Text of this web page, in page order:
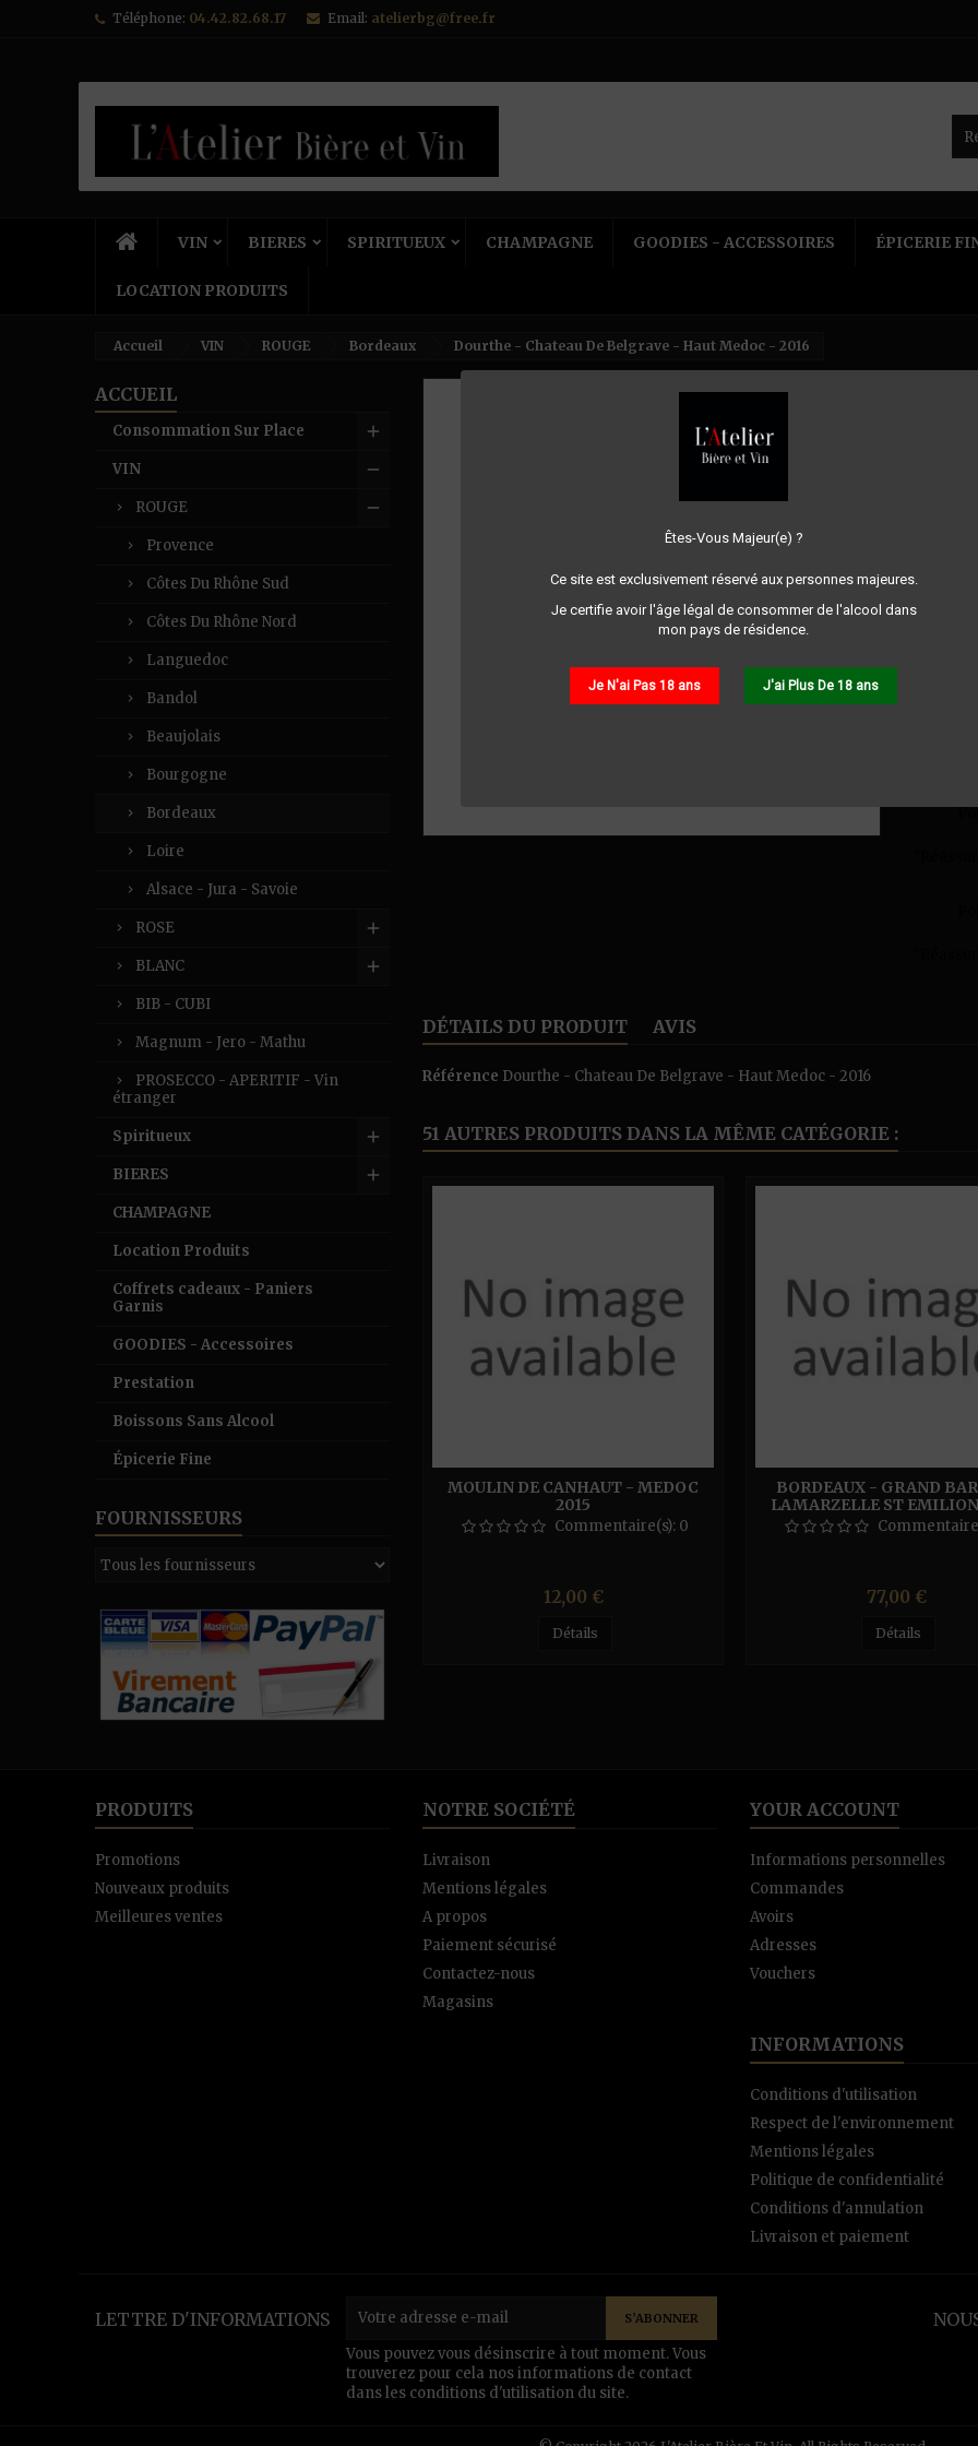
Téléphone: 04.42.82.68.17 Email: atelierbg@free.fr
Êtes-Vous Majeur(e) ?
Ce site est exclusivement réservé aux personnes majeures.
Je certifie avoir l'âge légal de consommer de l'alcool dans
mon pays de résidence.
Je N'ai Pas 18 ans J'ai Plus De 18 ans
VIN BIERES SPIRITUEUX CHAMPAGNE GOODIES - ACCESSOIRES ÉPICERIE
LOCATION PRODUITS
Accueil VIN ROUGE Bordeaux Dourthe - Chateau De Belgrave - Haut Medoc - 2016
ACCUEIL
Consommation Sur Place
VIN
ROUGE
Provence
Côtes Du Rhône Sud
Côtes Du Rhône Nord
Languedoc
Bandol
Beaujolais
Bourgogne
Bordeaux
Loire
Alsace - Jura - Savoie
ROSE
BLANC
BIB - CUBI
Magnum - Jero - Mathu
PROSECCO - APERITIF - Vin
étranger
Spiritueux
BIERES
CHAMPAGNE
Location Produits
Coffrets cadeaux - Paniers
Garnis
GOODIES - Accessoires
Prestation
Boissons Sans Alcool
Épicerie Fine
FOURNISSEURS
DÉTAILS DU PRODUIT AVIS
Référence Dourthe - Chateau De Belgrave - Haut Medoc - 2016
51 AUTRES PRODUITS DANS LA MÊME CATÉGORIE :
MOULIN DE CANHAUT - MEDOC
2015
Commentaire(s): 0
Prix
12,00 €
Détails
BORDEAUX - GRAND
LAMARZELLE ST
Prix
77,00 €
Détails
PRODUITS
Promotions
Nouveaux produits
Meilleures ventes
NOTRE SOCIÉTÉ
Livraison
Mentions légales
A propos
Paiement sécurisé
Contactez-nous
Magasins
YOUR ACCOUNT
Informations personnelles
Commandes
Avoirs
Adresses
Vouchers
INFORMATIONS
Conditions d'utilisation
Respect de l'environnement
Mentions légales
Politique de confidentialité
Conditions d'annulation
Livraison et paiement
LETTRE D'INFORMATIONS
Vous pouvez vous désinscrire à tout moment. Vous
trouverez pour cela nos informations de contact
dans les conditions d'utilisation du site.